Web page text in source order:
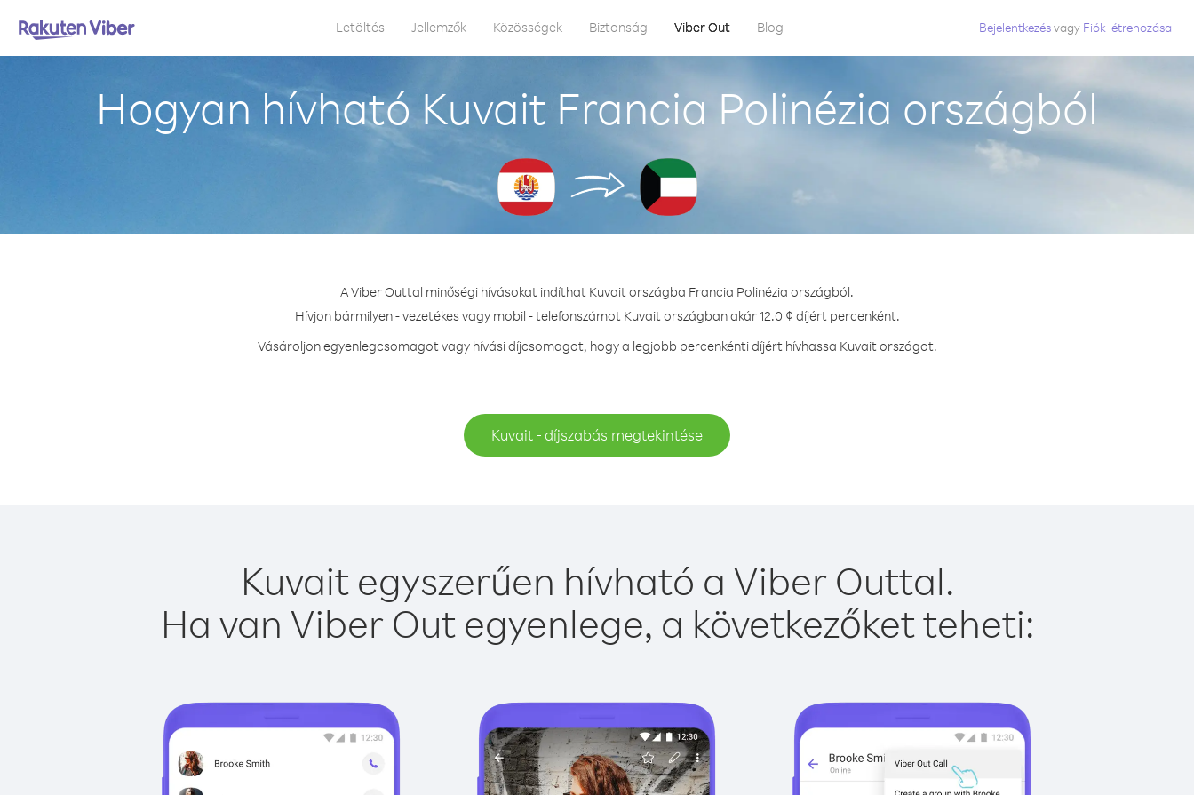
Letöltés Jellemzők Közösségek Biztonság Viber Out Blog Bejelentkezésvagy Fiók létrehozása
Hogyan hívható Kuvait Francia Polinézia országból
A Viber Outtal minőségi hívásokat indíthat Kuvait országba Francia Polinézia országból.
Hívjon bármilyen - vezetékes vagy mobil - telefonszámot Kuvait országban akár 12.0 ¢ díjért percenként.
Vásároljon egyenlegcsomagot vagy hívási díjcsomagot, hogy a legjobb percenkénti díjért hívhassa Kuvait országot.
Kuvait - díjszabás megtekintése
Kuvait egyszerűen hívható a Viber Outtal.
Ha van Viber Out egyenlege, a következőket teheti: